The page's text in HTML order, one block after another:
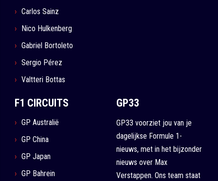
Carlos Sainz
Nico Hulkenberg
Gabriel Bortoleto
Sergio Pérez
Valtteri Bottas
F1 CIRCUITS
GP Australië
GP China
GP Japan
GP Bahrein
GP33
GP33 voorziet jou van je
dagelijkse Formule 1-
nieuws, met in het bijzonder
nieuws over Max
Verstappen. Ons team staat